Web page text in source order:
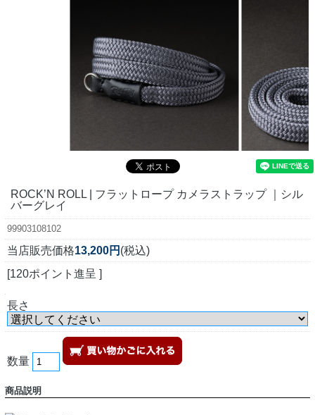
ROCK’N ROLL | フラットロープ カメラストラップ ｜シル
バーグレイ
99903108102
当店販売価格13,200円 (税込)
[120ポイント進呈 ]
長さ
数量
商品説明